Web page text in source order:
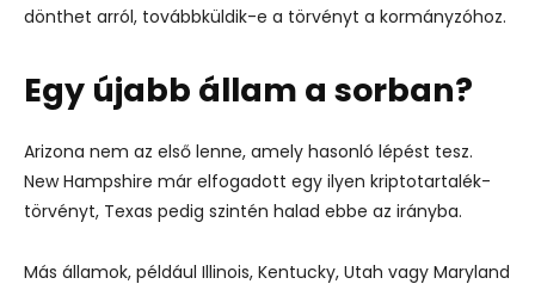
dönthet arról, továbbküldik-e a törvényt a kormányzóhoz.
Egy újabb állam a sorban?
Arizona nem az első lenne, amely hasonló lépést tesz.
New Hampshire már elfogadott egy ilyen kriptotartalék-
törvényt, Texas pedig szintén halad ebbe az irányba.
Más államok, például Illinois, Kentucky, Utah vagy Maryland